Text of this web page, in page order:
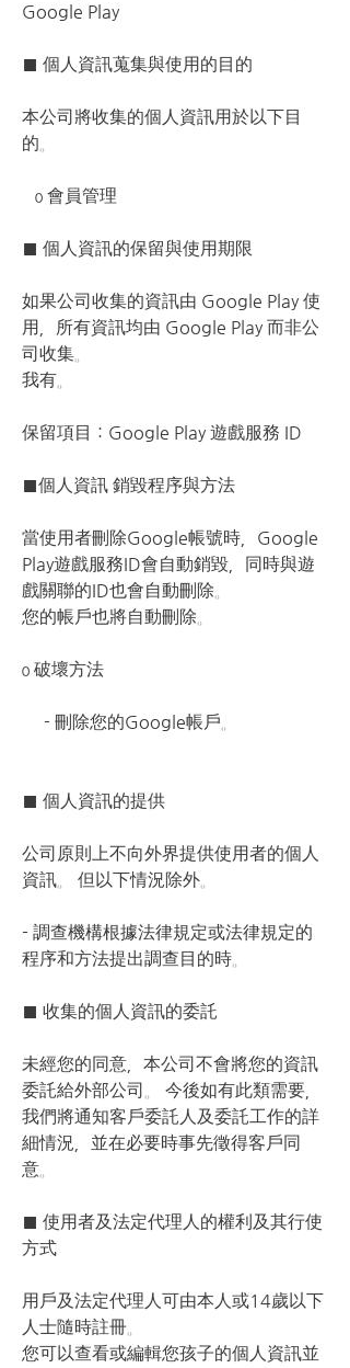
Google Play
■ 個人資訊蒐集與使用的目的
本公司將收集的個人資訊用於以下目
的。
   ο 會員管理
■ 個人資訊的保留與使用期限
如果公司收集的資訊由 Google Play 使
用，所有資訊均由 Google Play 而非公
司收集。
我有。
保留項目：Google Play 遊戲服務 ID
■個人資訊 銷毀程序與方法
當使用者刪除Google帳號時，Google
Play遊戲服務ID會自動銷毀，同時與遊
戲關聯的ID也會自動刪除。
您的帳戶也將自動刪除。
ο 破壞方法
     - 刪除您的Google帳戶。
■ 個人資訊的提供
公司原則上不向外界提供使用者的個人
資訊。 但以下情況除外。
- 調查機構根據法律規定或法律規定的
程序和方法提出調查目的時。
■ 收集的個人資訊的委託
未經您的同意，本公司不會將您的資訊
委託給外部公司。 今後如有此類需要，
我們將通知客戶委託人及委託工作的詳
細情況，並在必要時事先徵得客戶同
意。
■ 使用者及法定代理人的權利及其行使
方式
用戶及法定代理人可由本人或14歲以下
人士隨時註冊。
您可以查看或編輯您孩子的個人資訊並